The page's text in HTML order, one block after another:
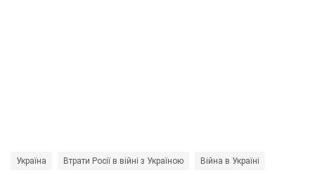
Україна Втрати Росії в війні з Україною Війна в Україні